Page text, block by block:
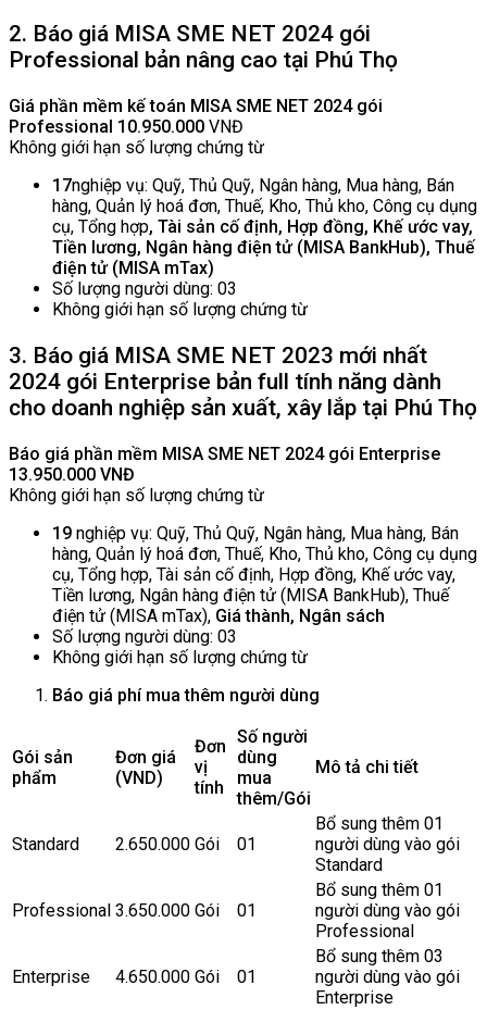
2. Báo giá MISA SME NET 2024 gói
Professional bản nâng cao tại Phú Thọ
Giá phần mềm kế toán MISA SME NET 2024 gói
Professional 10.950.000 VNĐ
Không giới hạn số lượng chứng từ
17nghiệp vụ: Quỹ, Thủ Quỹ, Ngân hàng, Mua hàng, Bán
hàng, Quản lý hoá đơn, Thuế, Kho, Thủ kho, Công cụ dụng
cụ, Tổng hợp, Tài sản cố định, Hợp đồng, Khế ước vay,
Tiền lương, Ngân hàng điện tử (MISA BankHub), Thuế
điện tử (MISA mTax)
Số lượng người dùng: 03
Không giới hạn số lượng chứng từ
3. Báo giá MISA SME NET 2023 mới nhất
2024 gói Enterprise bản full tính năng dành
cho doanh nghiệp sản xuất, xây lắp tại Phú Thọ
Báo giá phần mềm MISA SME NET 2024 gói Enterprise
13.950.000 VNĐ
Không giới hạn số lượng chứng từ
19 nghiệp vụ: Quỹ, Thủ Quỹ, Ngân hàng, Mua hàng, Bán
hàng, Quản lý hoá đơn, Thuế, Kho, Thủ kho, Công cụ dụng
cụ, Tổng hợp, Tài sản cố định, Hợp đồng, Khế ước vay,
Tiền lương, Ngân hàng điện tử (MISA BankHub), Thuế
điện tử (MISA mTax), Giá thành, Ngân sách
Số lượng người dùng: 03
Không giới hạn số lượng chứng từ
Báo giá phí mua thêm người dùng
Gói sản
phẩm
Đơn giá
(VN D)
Đơn
vị
tính
Số người
dùng
mua
thêm/Gói
Mô tả chi tiết
Standard 2.650.000 Gói 01
Bổ sung thêm 01
người dùng vào gói
Standard
Professional 3.650.000 Gói 01
Bổ sung thêm 01
người dùng vào gói
Professional
Enterprise 4.650.000 Gói 01
Bổ sung thêm 03
người dùng vào gói
Enterprise